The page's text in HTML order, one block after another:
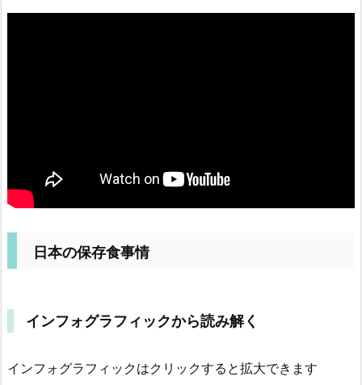
日本の保存食事情
インフォグラフィックから読み解く
インフォグラフィックはクリックすると拡大できます